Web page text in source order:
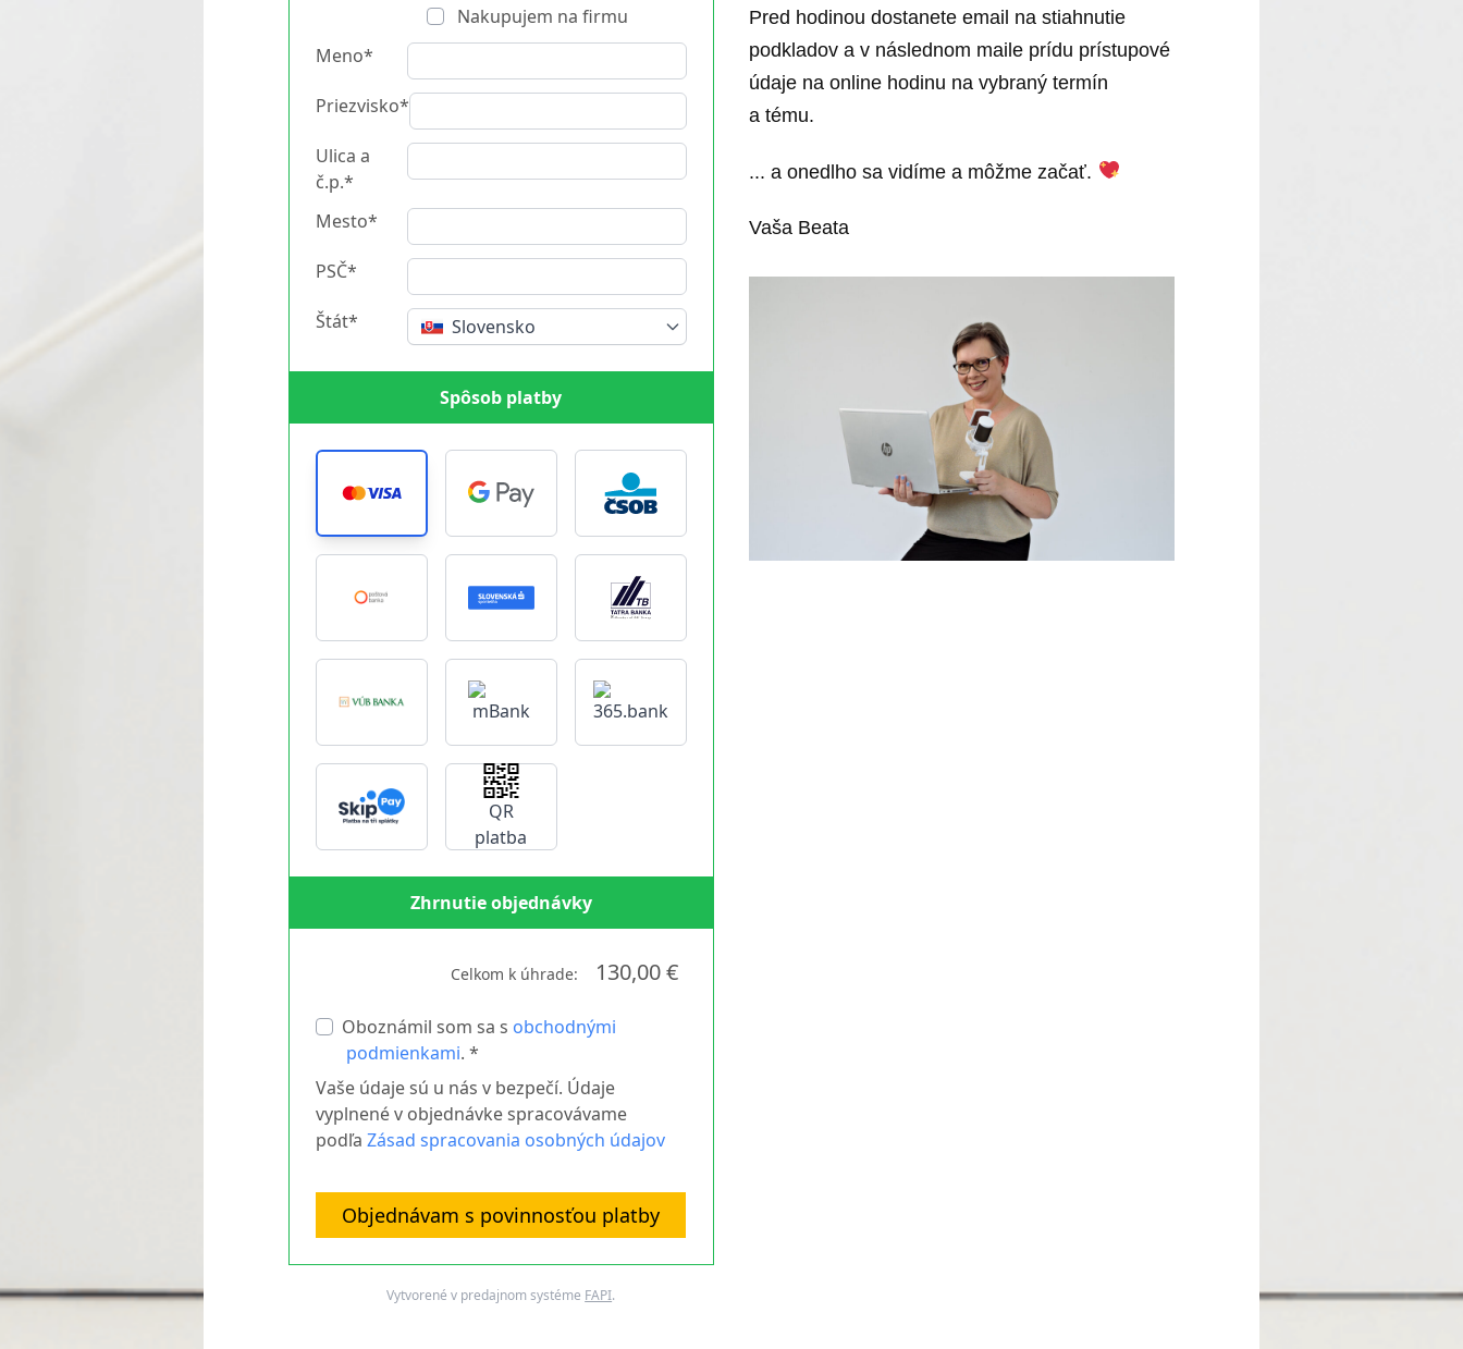
Nakupujem na firmu
Meno*
Priezvisko*
Ulica a
č.p.*
Mesto*
PSČ*
Štát* Slovensko
Spôsob platby
QR
platba
Zhrnutie objednávky
Celkom k úhrade: 130,00 €
Oboznámil som sa s obchodnými
podmienkami. *
Vaše údaje sú u nás v bezpečí. Údaje
vyplnené v objednávke spracovávame
podľa Zásad spracovania osobných údajov
Objednávam s povinnosťou platby
Vytvorené v predajnom systéme FAPI.
Pred hodinou dostanete email na stiahnutie
podkladov a v následnom maile prídu prístupové
údaje na online hodinu na vybraný termín
a tému.
... a onedlho sa vidíme a môžme začať.
Vaša Beata